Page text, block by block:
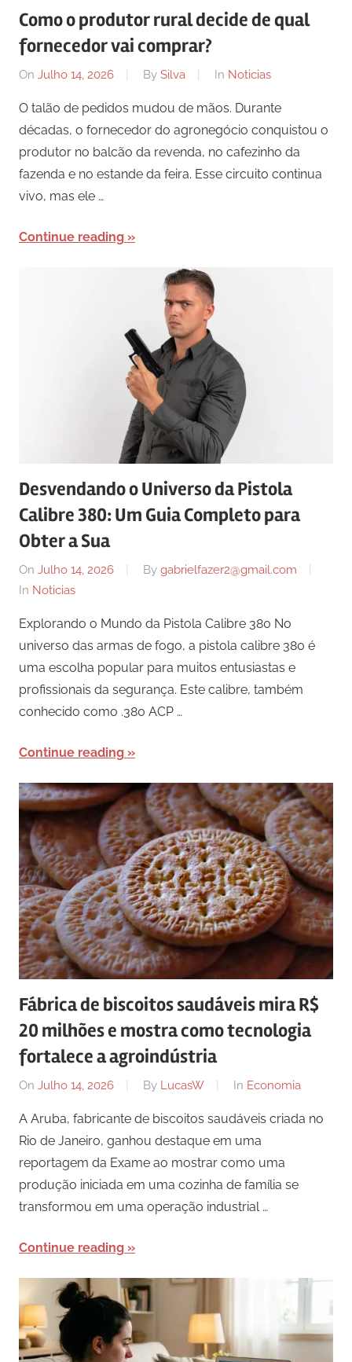
Como o produtor rural decide de qual
fornecedor vai comprar?
On Julho 14, 2026 By Silva In Noticias
O talão de pedidos mudou de mãos. Durante
décadas, o fornecedor do agronegócio conquistou o
produtor no balcão da revenda, no cafezinho da
fazenda e no estande da feira. Esse circuito continua
vivo, mas ele …
Continue reading
Desvendando o Universo da Pistola
Calibre 380: Um Guia Completo para
Obter a Sua
On Julho 14, 2026 By gabrielfazer2@gmail.com
In Noticias
Explorando o Mundo da Pistola Calibre 380 No
universo das armas de fogo, a pistola calibre 380 é
uma escolha popular para muitos entusiastas e
profissionais da segurança. Este calibre, também
conhecido como .380 ACP …
Continue reading
Fábrica de biscoitos saudáveis mira R$
20 milhões e mostra como tecnologia
fortalece a agroindústria
On Julho 14, 2026 By LucasW In Economia
A Aruba, fabricante de biscoitos saudáveis criada no
Rio de Janeiro, ganhou destaque em uma
reportagem da Exame ao mostrar como uma
produção iniciada em uma cozinha de família se
transformou em uma operação industrial …
Continue reading